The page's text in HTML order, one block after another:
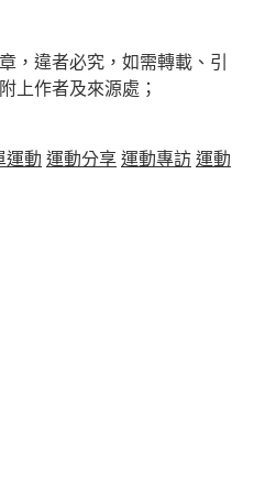
，違者必究，如需轉載、引
上作者及來源處；
運動 運動分享 運動專訪 運動